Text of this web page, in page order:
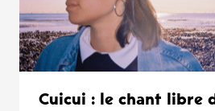
Cuicui : le chant libre